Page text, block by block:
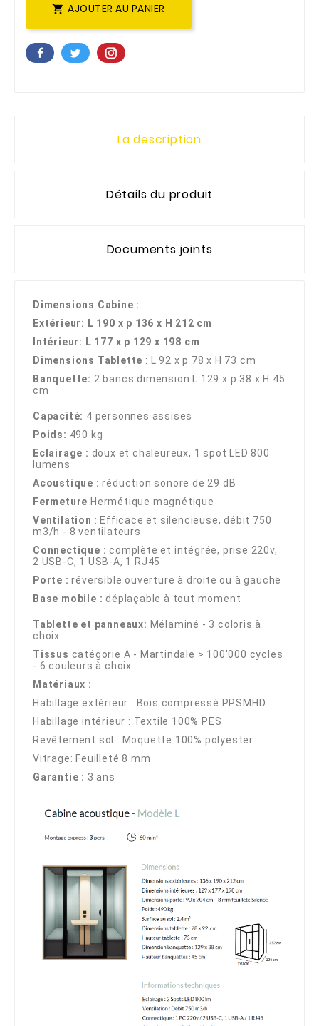
 AJOUTER AU PANIER
La description
Détails du produit
Documents joints
Dimensions Cabine :
Extérieur: L 190 x p 136 x H 212 cm
Intérieur: L 177 x p 129 x 198 cm
Dimensions Tablette : L 92 x p 78 x H 73 cm
Banquette: 2 bancs dimension L 129 x p 38 x H 45
cm
Capacité: 4 personnes assises
Poids: 490 kg
Eclairage : doux et chaleureux, 1 spot LED 800
lumens
Acoustique : réduction sonore de 29 dB
Fermeture Hermétique magnétique
Ventilation : Efficace et silencieuse, débit 750
m3/h - 8 ventilateurs
Connectique : complète et intégrée, prise 220v,
2 USB-C, 1 USB-A, 1 RJ45
Porte : réversible ouverture à droite ou à gauche
Base mobile : déplaçable à tout moment
Tablette et panneaux: Mélaminé - 3 coloris à
choix
Tissus catégorie A - Martindale > 100'000 cycles
- 6 couleurs à choix
Matériaux :
Habillage extérieur : Bois compressé PPSMHD
Habillage intérieur : Textile 100% PES
Revêtement sol : Moquette 100% polyester
Vitrage: Feuilleté 8 mm
Garantie : 3 ans